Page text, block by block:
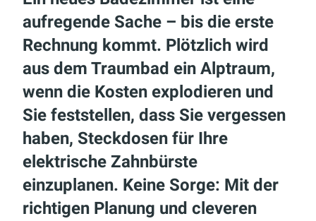
aufregende Sache – bis die erste
Rechnung kommt. Plötzlich wird
aus dem Traumbad ein Alptraum,
wenn die Kosten explodieren und
Sie feststellen, dass Sie vergessen
haben, Steckdosen für Ihre
elektrische Zahnbürste
einzuplanen. Keine Sorge: Mit der
richtigen Planung und cleveren